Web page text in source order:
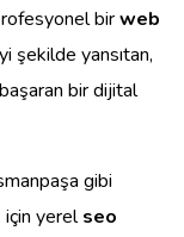
birweb
şekilde yansıtan,
bir dijital
gibi
yerelseo